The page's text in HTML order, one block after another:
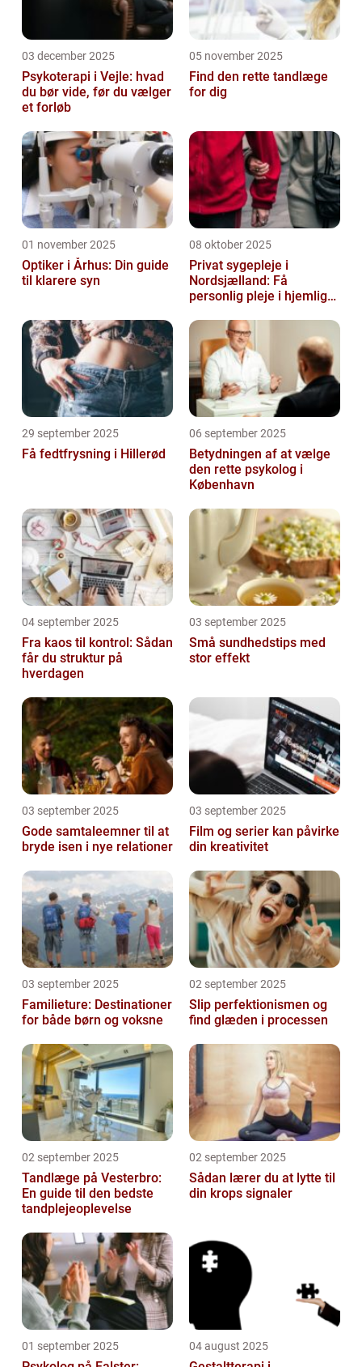
03 december 2025
Psykoterapi i Vejle: hvad
du bør vide, før du vælger
et forløb
05 november 2025
Find den rette tandlæge
for dig
01 november 2025
Optiker i Århus: Din guide
til klarere syn
08 oktober 2025
Privat sygepleje i
Nordsjælland: Få
personlig pleje i hjemlige
29 september 2025
Få fedtfrysning i Hillerød
06 september 2025
Betydningen af at vælge
den rette psykolog i
København
04 september 2025
Fra kaos til kontrol: Sådan
får du struktur på
hverdagen
03 september 2025
Små sundhedstips med
stor effekt
03 september 2025
Gode samtaleemner til at
bryde isen i nye relationer
03 september 2025
Film og serier kan påvirke
din kreativitet
03 september 2025
Familieture: Destinationer
for både børn og voksne
02 september 2025
Slip perfektionismen og
find glæden i processen
02 september 2025
Tandlæge på Vesterbro:
En guide til den bedste
tandplejeoplevelse
02 september 2025
Sådan lærer du at lytte til
din krops signaler
01 september 2025 04 august 2025